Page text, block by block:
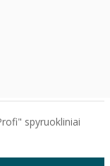
spyruokliniai